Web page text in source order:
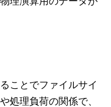
ことでファイルサイ
処理負荷の関係で、